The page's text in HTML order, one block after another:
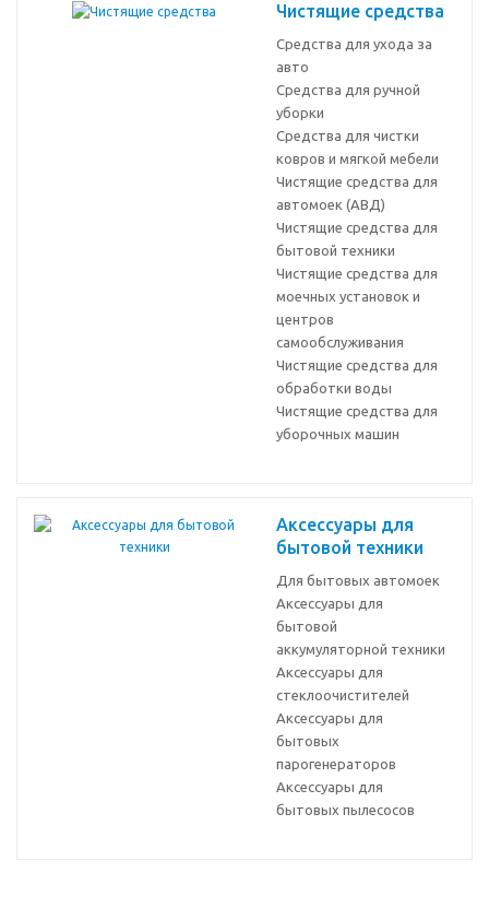
Чистящие средства
Средства для ухода за
авто
Средства для ручной
уборки
Средства для чистки
ковров и мягкой мебели
Чистящие средства для
автомоек (АВД)
Чистящие средства для
бытовой техники
Чистящие средства для
моечных установок и
центров
самообслуживания
Чистящие средства для
обработки воды
Чистящие средства для
уборочных машин
Аксессуары для
бытовой техники
Для бытовых автомоек
Аксессуары для
бытовой
аккумуляторной техники
Аксессуары для
стеклоочистителей
Аксессуары для
бытовых
парогенераторов
Аксессуары для
бытовых пылесосов